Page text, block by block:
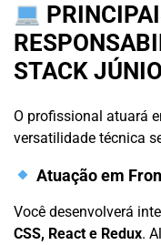
STACK
O profissional atuará
versatilidade técnica
Atuação em
Você desenvolverá
CSS, React e Redux.